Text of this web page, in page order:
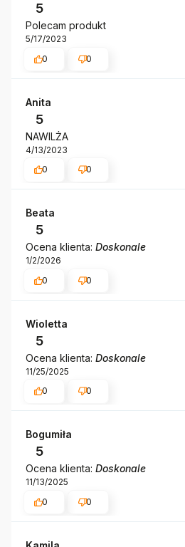
5
Polecam produkt
5/17/2023
0
0
Anita
5
NAWILŻA
4/13/2023
0
0
Beata
5
Ocena klienta: Doskonale
1/2/2026
0
0
Wioletta
5
Ocena klienta: Doskonale
11/25/2025
0
0
Bogumiła
5
Ocena klienta: Doskonale
11/13/2025
0
0